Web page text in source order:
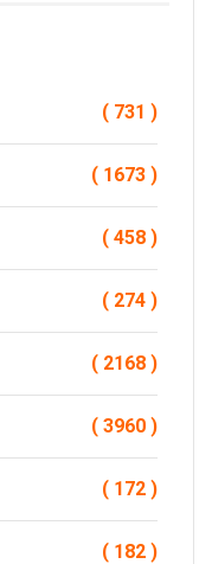
( 731 )
( 1673 )
( 458 )
( 274 )
( 2168 )
( 3960 )
( 172 )
( 182 )